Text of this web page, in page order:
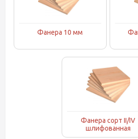
Фанера 10 мм
Фанера сорт II/IV
шлифованная